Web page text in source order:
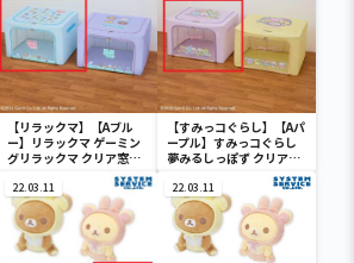
【リラックマ】【Aブル
ー】リラックマ ゲーミン
グリラックマ クリア窓付
【すみっコぐらし】【Aパ
ープル】すみっコぐらし
夢みるしっぽず クリア窓
22.03.11 22.03.11